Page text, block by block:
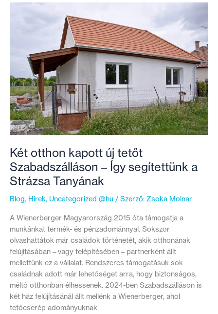
a
Két otthon kapott új tetőt
Szabadszálláson – Így segítettünk a
Strázsa Tanyának
Blog, Hírek, Uncategorized @hu / Szerző: Zsoka Molnar
A Wienerberger Magyarország 2015 óta támogatja a
munkánkat termék- és pénzadománnyal. Sokszor
olvashattátok már családok történetét, akik otthonának
felújításában – vagy felépítésében – partnerként állt
mellettünk ez a vállalat. Rendszeres támogatásuk sok
családnak adott már lehetőséget arra, hogy biztonságos,
méltó otthonban élhessenek. 2024-ben Szabadszálláson is
két ház felújításánál állt mellénk a Wienerberger, ahol
tetőcserép adományuknak